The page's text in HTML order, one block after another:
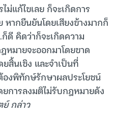
ม่แก้ไขเลย ก็จะเกิดการ
หากยืนยันโดยเสียงข้างมากก็
ดี คิดว่าก็จะเกิดความ
หมายจะออกมาโดยขาด
สิ้นเชิง และจำเป็นที่
งพิทักษ์รักษาผลประโยชน์
ยการลงมติไม่รับกฎหมายดัง
ย์ กล่าว